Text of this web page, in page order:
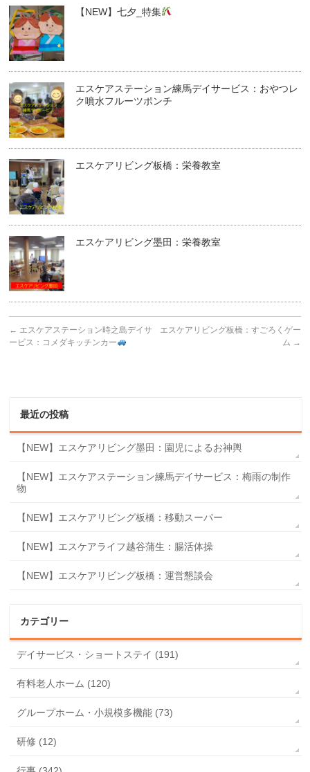
【NEW】七夕_特集
エスケアステーション練馬デイサービス：おやつレ
ク噴水フルーツポンチ
エスケアリビング板橋：栄養教室
エスケアリビング墨田：栄養教室
← エスケアステーション時之島デイサ
ービス：コメダキッチンカー
エスケアリビング板橋：すごろくゲー
ム →
最近の投稿
【NEW】エスケアリビング墨田：園児によるお神輿
【NEW】エスケアステーション練馬デイサービス：梅雨の制作
物
【NEW】エスケアリビング板橋：移動スーパー
【NEW】エスケアライフ越谷蒲生：腸活体操
【NEW】エスケアリビング板橋：運営懇談会
カテゴリー
デイサービス・ショートステイ (191)
有料老人ホーム (120)
グループホーム・小規模多機能 (73)
研修 (12)